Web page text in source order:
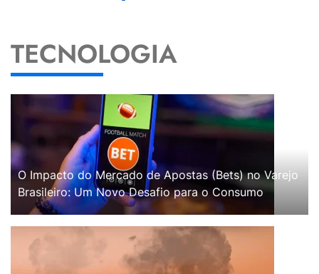
TECNOLOGIA
O Impacto do Mercado de Apostas (Bets) no Varejo
Brasileiro: Um Novo Desafio para o Consumo